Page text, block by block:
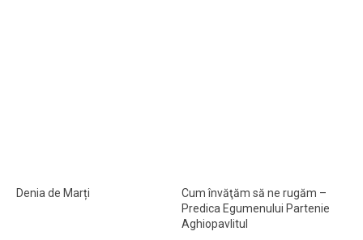
Denia de Marți
Cum învăţăm să ne rugăm –
Predica Egumenului Partenie
Aghiopavlitul